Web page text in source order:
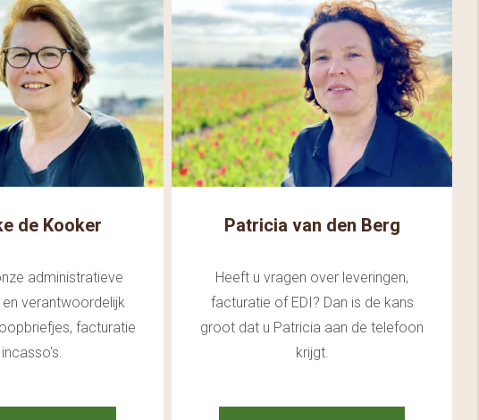
de Kooker
administratieve
verantwoordelijk
facturatie
Patricia van den Berg
Heeft u vragen over leveringen,
facturatie of EDI? Dan is de kans
groot dat u Patricia aan de telefoon
krijgt.